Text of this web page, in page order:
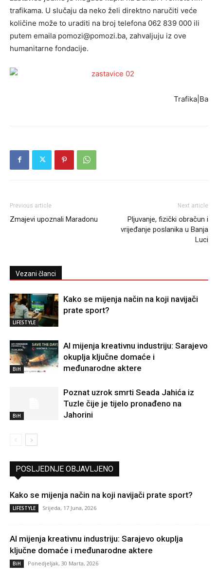
trafikama. U slučaju da neko želi direktno naručiti veće
količine može to uraditi na broj telefona 062 839 000 ili
putem emaila pomozi@pomozi.ba, zahvaljuju iz ove
humanitarne fondacije.
Trafika|Ba
Previous article
Zmajevi upoznali Maradonu
Next article
Pljuvanje, fizički obračun i
vrijeđanje poslanika u Banja
Luci
Vezani članci
LIFESTYLE
Kako se mijenja način na koji navijači
prate sport?
BiH
AI mijenja kreativnu industriju: Sarajevo
okuplja ključne domaće i
međunarodne aktere
BiH
Poznat uzrok smrti Seada Jahića iz
Tuzle čije je tijelo pronađeno na
Jahorini
POSLJEDNJE OBJAVLJENO
Kako se mijenja način na koji navijači prate sport?
LIFESTYLE Srijeda, 17 Juna, 2026
AI mijenja kreativnu industriju: Sarajevo okuplja
ključne domaće i međunarodne aktere
BiH Ponedjeljak, 30 Marta, 2026